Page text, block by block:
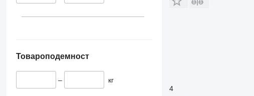
Товароподемност
– кг
4